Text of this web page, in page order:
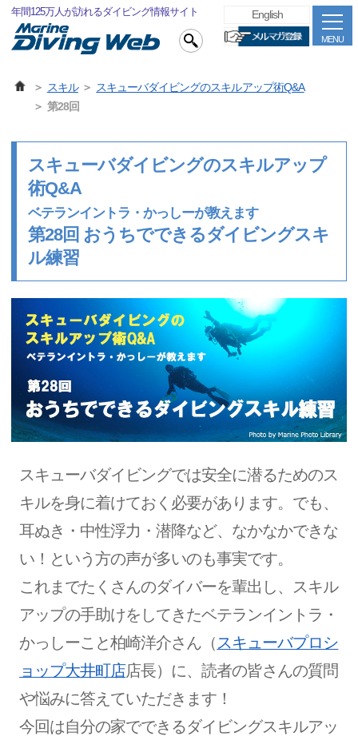
年間125万人が訪れるダイビング情報サイト
MENU
English
スキル
スキューバダイビングのスキルアップ術Q&A
第28回
スキューバダイビングのスキルアップ
術Q&A
ベテランイントラ・かっしーが教えます
第28回 おうちでできるダイビングスキ
ル練習
スキューバダイビングでは安全に潜るためのス
キルを身に着けておく必要があります。でも、
耳ぬき・中性浮力・潜降など、なかなかできな
い！という方の声が多いのも事実です。
これまでたくさんのダイバーを輩出し、スキル
アップの手助けをしてきたベテランイントラ・
かっしーこと柏崎洋介さん（ スキューバプロシ
ョップ大井町店店長）に、読者の皆さんの質問
や悩みに答えていただきます！
今回は自分の家でできるダイビングスキルアッ